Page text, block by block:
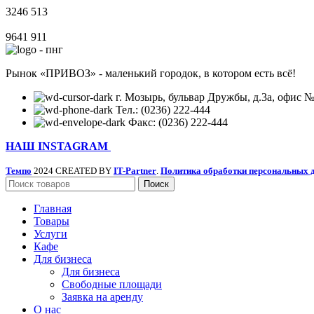
3246 513
9641 911
Рынок «ПРИВОЗ» - маленький городок, в котором есть всё!
г. Мозырь, бульвар Дружбы, д.3а, офис
Тел.: (0236) 222-444
Факс: (0236) 222-444
НАШ INSTAGRAM
Темпо 2024 CREATED BY IT-Partner. Политика обработки персональных
Поиск
Главная
Товары
Услуги
Кафе
Для бизнеса
Для бизнеса
Свободные площади
Заявка на аренду
О нас